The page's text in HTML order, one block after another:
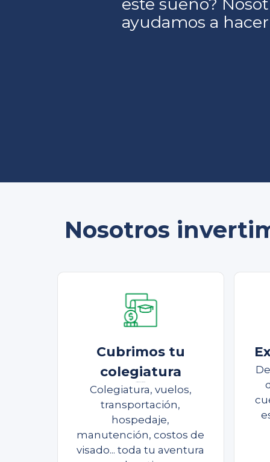
este sueño?
ayudamos a
Nosotros
Cubrimos tu
colegiatura
Colegiatura, vuelos,
transportación,
hospedaje,
manutención, costos de
visado... toda tu aventura